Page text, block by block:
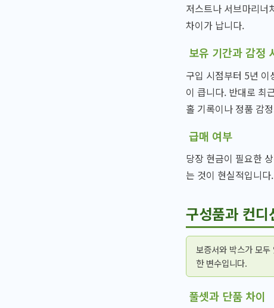
저스트나 서브마리너
차이가 납니다.
보유 기간과 감정
구입 시점부터 5년
이 큽니다. 반대로 최
홀 기록이나 정품 감
급매 여부
당장 현금이 필요한
는 것이 현실적입니
구성품과 컨
보증서와 박스가 모
한 변수입니다.
풀셋과 단품 차이